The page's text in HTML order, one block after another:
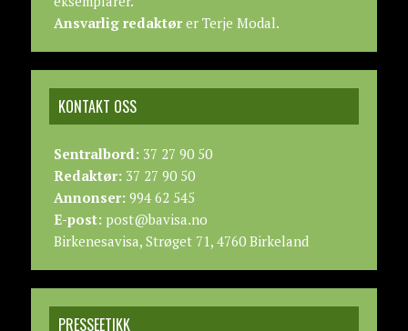
Ansvarlig redaktører Terje Modal.
KONTAKT OSS
Sentralbord:37 27 90 50
Redaktør:37 27 90 50
Annonser:994 62 545
E-post:post@bavisa.no
Birkenesavisa, Strøget 71, 4760 Birkeland
PRESSEETIKK